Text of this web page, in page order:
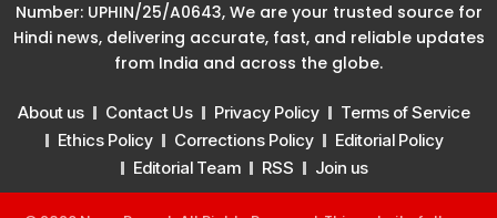
Number: UPHIN/25/A0643, We are your trusted source for
Hindi news, delivering accurate, fast, and reliable updates
from India and across the globe.
About us Contact Us Privacy Policy
Terms of Service
Ethics Policy
Corrections Policy
Editorial Policy
Editorial Team
RSS Join us